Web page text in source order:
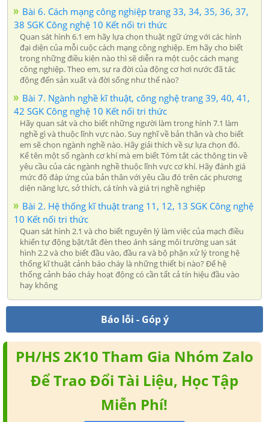
Bài 6. Cách mạng công nghiệp trang 33, 34, 35, 36, 37,
38 SGK Công nghệ 10 Kết nối tri thức
Quan sát hình 6.1 em hãy lựa chọn thuật ngữ ứng với các hình
đại diện của mỗi cuộc cách mạng công nghiệp. Em hãy cho biết
trong những điều kiện nào thì sẽ diễn ra một cuộc cách mạng
công nghiệp. Theo em, sự ra đời của động cơ hơi nước đã tác
động đến sản xuất và đời sống như thế nào?
Bài 7. Ngành nghề kĩ thuật, công nghệ trang 39, 40, 41,
42 SGK Công nghệ 10 Kết nối tri thức
Hãy quan sát và cho biết những người làm trong hình 7.1 làm
nghề gì và thuộc lĩnh vực nào. Suy nghĩ về bản thân và cho biết
em sẽ chọn ngành nghề nào. Hãy giải thích về sự lựa chọn đó.
Kể tên một số ngành cơ khí mà em biết Tóm tắt các thông tin về
yêu cầu của các ngành nghề thuộc lĩnh vực cơ khí. Hãy đánh giá
mức độ đáp ứng của bản thân với yêu cầu đó trên các phương
diện năng lực, sở thích, cá tính và giá trị nghề nghiệp
Bài 2. Hệ thống kĩ thuật trang 11, 12, 13 SGK Công nghệ
10 Kết nối tri thức
Quan sát hình 2.1 và cho biết nguyên lý làm việc của mạch điều
khiển tự động bật/tắt đèn theo ánh sáng môi trường uan sát
hình 2.2 và cho biết đầu vào, đầu ra và bộ phận xử lý trong hệ
thống kĩ thuật cảnh báo cháy là những thiết bị nào? Để hệ
thống cảnh báo cháy hoạt động có cần tất cả tín hiệu đầu vào
hay không
Báo lỗi - Góp ý
PH/HS 2K10 Tham Gia Nhóm Zalo
Để Trao Đổi Tài Liệu, Học Tập
Miễn Phí!